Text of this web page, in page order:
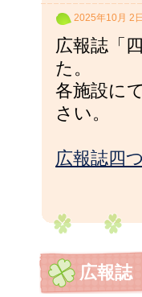
2025年10月 2
広報誌「
た。
各施設に
さい。
広報誌四
広報誌